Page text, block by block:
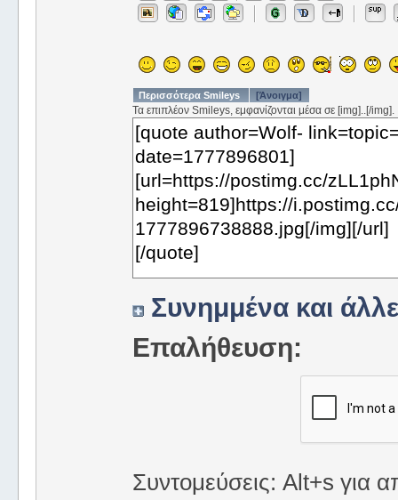
Περισσότερα Smileys [Άνοιγμα]
Τα επιπλέον Smileys, εμφανίζονται μέσα σε [img]..[/img].
Συνημμένα και
Επαλήθευση:
Συντομεύσεις: Alt+s για